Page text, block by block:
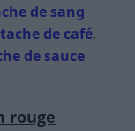
de sang
de café,
de sauce
rouge